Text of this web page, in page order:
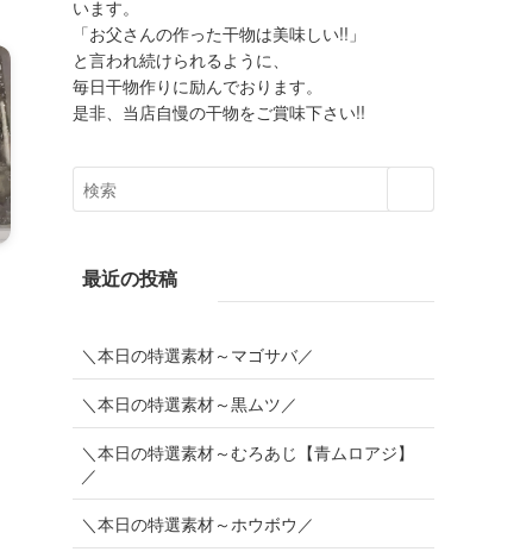
います。
「お父さんの作った干物は美味しい!!」
と言われ続けられるように、
毎日干物作りに励んでおります。
是非、当店自慢の干物をご賞味下さい!!
最近の投稿
＼本日の特選素材～マゴサバ／
＼本日の特選素材～黒ムツ／
＼本日の特選素材～むろあじ【青ムロアジ】
／
＼本日の特選素材～ホウボウ／